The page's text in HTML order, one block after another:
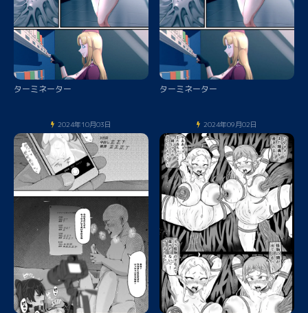
ターミネーター ターミネーター
2024年10月03日 2024年09月02日